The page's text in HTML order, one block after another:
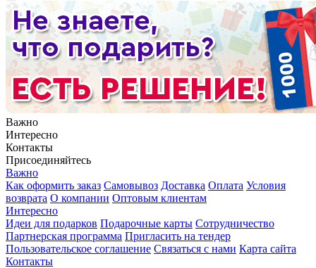
Важно
Интересно
Контакты
Присоединяйтесь
Важно
Как оформить заказ Самовывоз Доставка Оплата Условия
возврата О компании Оптовым клиентам
Интересно
Идеи для подарков Подарочные карты Сотрудничество
Партнерская программа Пригласить на тендер
Пользовательское соглашение Связаться с нами Карта сайта
Контакты